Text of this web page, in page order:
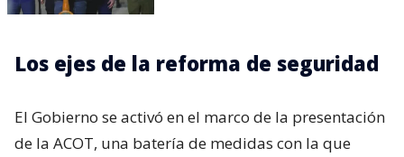
Los ejes de la reforma de seguridad
El Gobierno se activó en el marco de la presentación
de la ACOT, una batería de medidas con la que